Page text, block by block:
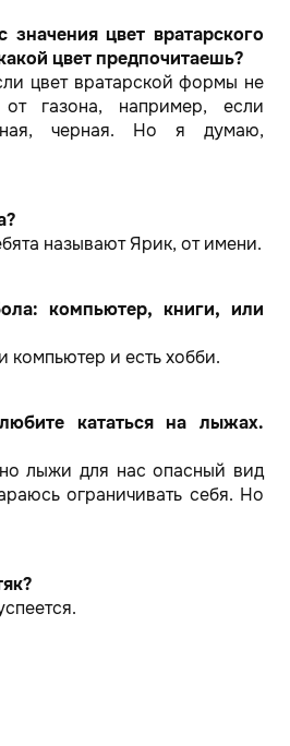
цвет вратарского
цвет предпочитаешь?
цвет вратарской формы не
от газона, например, если
черная. Но я думаю,
называют Ярик, от имени.
компьютер, книги, или
компьютер и есть хобби.
кататься на лыжах.
лыжи для нас опасный вид
ограничивать себя. Но